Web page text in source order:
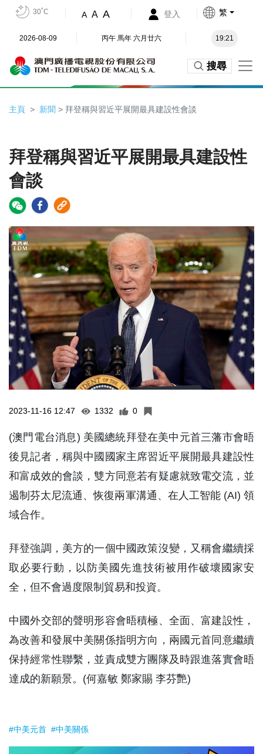
30˚C A A A 登入 繁
2026-08-09 丙午 馬年 六月廿六 19:21
搜尋
主頁 新聞 > 拜登稱與習近平展開最具建設性會談
拜登稱與習近平展開最具建設性
會談
2023-11-16 12:47 1332 0
(澳門電台消息) 美國總統拜登在美中元首三藩市會晤
後見記者，稱與中國國家主席習近平展開最具建設性
和富成效的會談，雙方同意若有疑慮就致電交流，並
遏制芬太尼流通、恢復兩軍溝通、在人工智能 (AI) 領
域合作。
拜登強調，美方的一個中國政策沒變，又稱會繼續採
取必要行動，以防美國先進技術被用作破壞國家安
全，但不會過度限制貿易和投資。
中國外交部的聲明形容會晤積極、全面、富建設性，
為改善和發展中美關係指明方向，兩國元首同意繼續
保持經常性聯繫，並責成雙方團隊及時跟進落實會晤
達成的新願景。(何嘉敏 鄭家賜 李芬艷)
#中美元首 #中美關係